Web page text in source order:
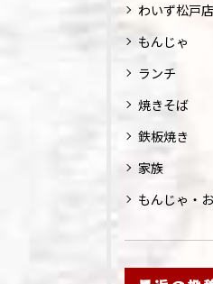
わいず松戸店
もんじゃ
ランチ
焼きそば
鉄板焼き
家族
もんじゃ・